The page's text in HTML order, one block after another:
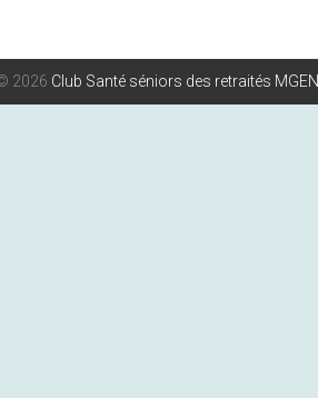
2026 Club Santé séniors des retraités